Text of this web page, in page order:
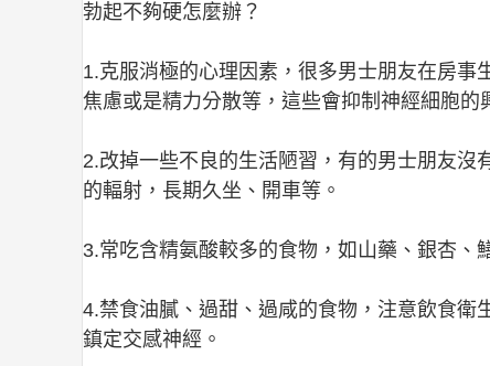
勃起不夠硬怎麼辦？
1.克服消極的心理因素，很多男士朋友在房事
焦慮或是精力分散等，這些會抑制神經細胞的
2.改掉一些不良的生活陋習，有的男士朋友
的輻射，長期久坐、開車等。
3.常吃含精氨酸較多的食物，如山藥、銀杏、
4.禁食油膩、過甜、過咸的食物，注意飲食衛
鎮定交感神經。